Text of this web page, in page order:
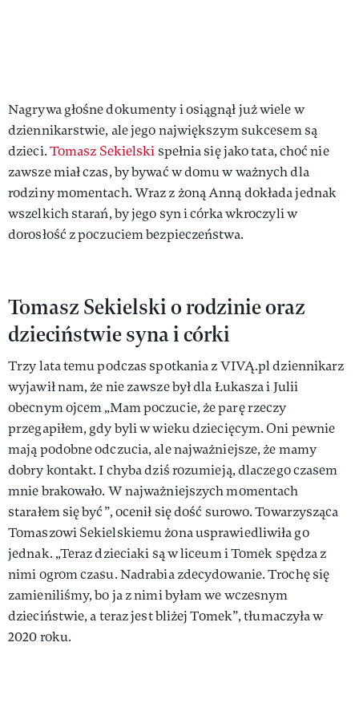
Nagrywa głośne dokumenty i osiągnął już wiele w
dziennikarstwie, ale jego największym sukcesem są
dzieci.Tomasz Sekielskispełnia się jako tata, choć nie
zawsze miał czas, by bywać w domu w ważnych dla
rodziny momentach. Wraz z żoną Anną dokłada jednak
wszelkich starań, by jego syn i córka wkroczyli w
dorosłość z poczuciem bezpieczeństwa.
Tomasz Sekielski o rodzinie oraz
dzieciństwie syna i córki
Trzy lata temu podczas spotkania z VIVĄ.pl dziennikarz
wyjawił nam, że nie zawsze był dla Łukasza i Julii
obecnym ojcem „Mam poczucie, że parę rzeczy
przegapiłem, gdy byli w wieku dziecięcym. Oni pewnie
mają podobne odczucia, ale najważniejsze, że mamy
dobry kontakt. I chyba dziś rozumieją, dlaczego czasem
mnie brakowało. W najważniejszych momentach
starałem się być”, ocenił się dość surowo. Towarzysząca
Tomaszowi Sekielskiemu żona usprawiedliwiła go
jednak. „Teraz dzieciaki są w liceum i Tomek spędza z
nimi ogrom czasu. Nadrabia zdecydowanie. Trochę się
zamieniliśmy, bo ja z nimi byłam we wczesnym
dzieciństwie, a teraz jest bliżej Tomek”, tłumaczyła w
2020 roku.